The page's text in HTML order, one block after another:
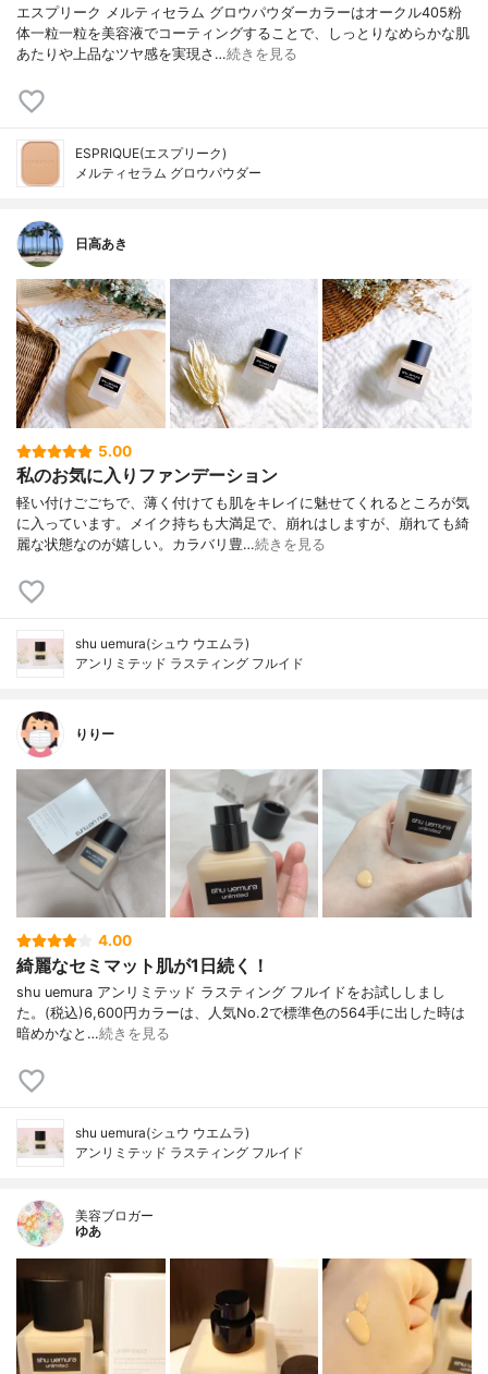
エスプリーク メルティセラム グロウパウダーカラーはオークル405粉
体一粒一粒を美容液でコーティングすることで、しっとりなめらかな肌
あたりや上品なツヤ感を実現さ…続きを見る
ESPRIQUE(エスプリーク)
メルティセラム グロウパウダー
日高あき
5.00
私のお気に入りファンデーション
軽い付けごごちで、薄く付けても肌をキレイに魅せてくれるところが気
に入っています。メイク持ちも大満足で、崩れはしますが、崩れても綺
麗な状態なのが嬉しい。カラバリ豊…続きを見る
shu uemura(シュウ ウエムラ)
アンリミテッド ラスティング フルイド
りりー
4.00
綺麗なセミマット肌が1日続く！
shu uemura アンリミテッド ラスティング フルイドをお試ししまし
た。(税込)6,600円カラーは、人気No.2で標準色の564手に出した時は
暗めかなと…続きを見る
shu uemura(シュウ ウエムラ)
アンリミテッド ラスティング フルイド
美容ブロガー
ゆあ